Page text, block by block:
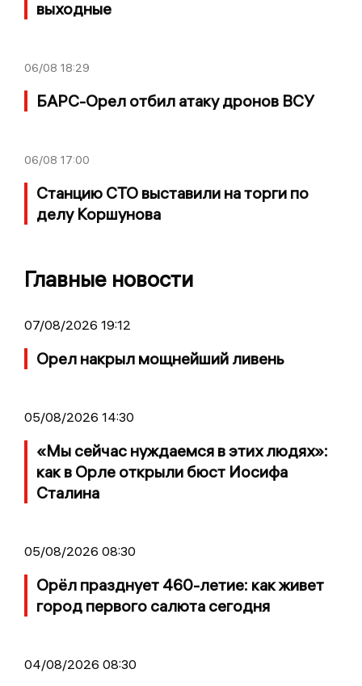
выходные
06/08 18:29
БАРС-Орел отбил атаку дронов ВСУ
06/08 17:00
Станцию СТО выставили на торги по
делу Коршунова
Главные новости
07/08/2026 19:12
Орел накрыл мощнейший ливень
05/08/2026 14:30
«Мы сейчас нуждаемся в этих людях»:
как в Орле открыли бюст Иосифа
Сталина
05/08/2026 08:30
Орёл празднует 460-летие: как живет
город первого салюта сегодня
04/08/2026 08:30